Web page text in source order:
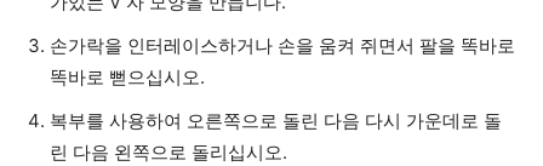
손가락을 인터레이스하거나 손을 움켜 쥐면서 팔을 똑바로
똑바로 뻗으십시오.
복부를 사용하여 오른쪽으로 돌린 다음 다시 가운데로 돌
린 다음 왼쪽으로 돌리십시오.